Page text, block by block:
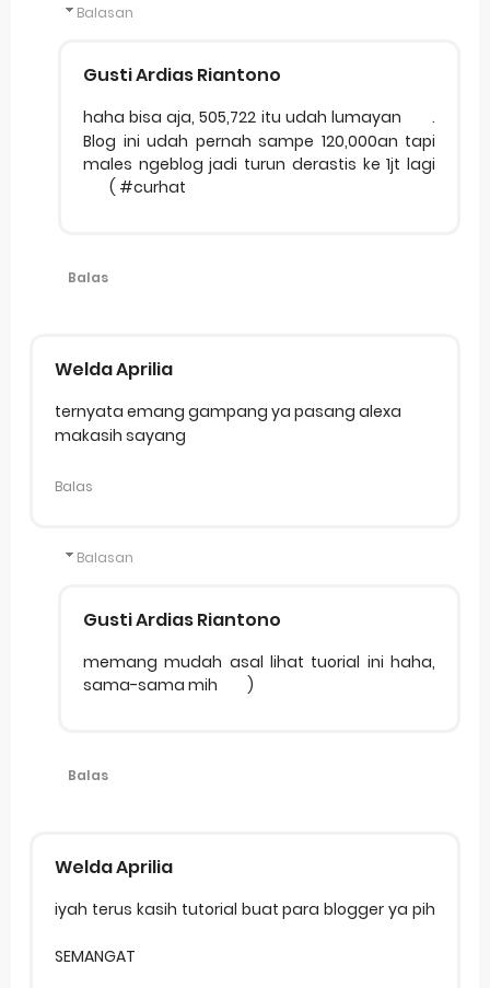
Balasan
Gusti Ardias Riantono
haha bisa aja, 505,722 itu udah lumayan
.
Blog ini udah pernah sampe 120,000an tapi
males ngeblog jadi turun derastis ke 1jt lagi
( #curhat
Balas
Welda Aprilia
ternyata emang gampang ya pasang alexa
makasih sayang
Balas
Balasan
Gusti Ardias Riantono
memang mudah asal lihat tuorial ini haha,
sama-sama mih
)
Balas
Welda Aprilia
iyah terus kasih tutorial buat para blogger ya pih
SEMANGAT